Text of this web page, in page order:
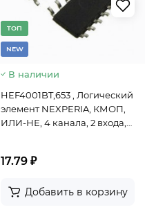
TОП
NEW
В наличии
HEF4001BT,653 , Логический
элемент NEXPERIA, КМОП,
ИЛИ-НЕ, 4 канала, 2 входа,
17.79 ₽
Добавить в корзину